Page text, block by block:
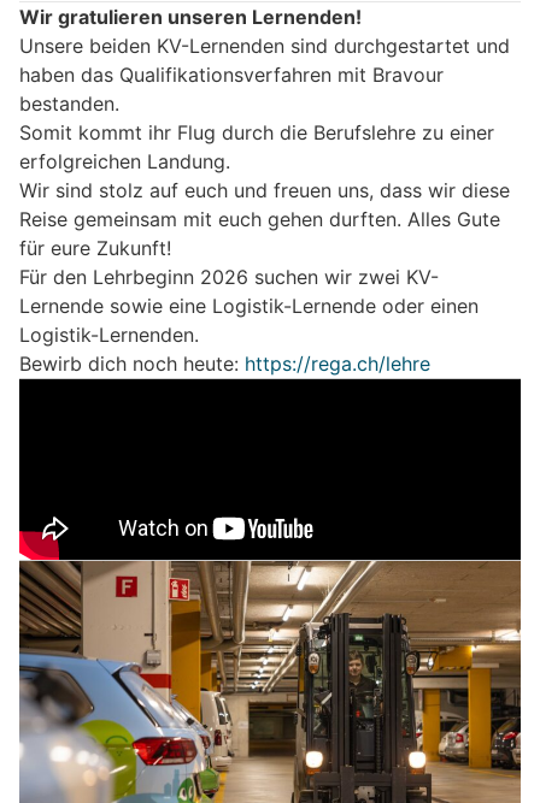
Wir gratulieren unseren Lernenden!
Unsere beiden KV-Lernenden sind durchgestartet und
haben das Qualifikationsverfahren mit Bravour
bestanden.
Somit kommt ihr Flug durch die Berufslehre zu einer
erfolgreichen Landung.
Wir sind stolz auf euch und freuen uns, dass wir diese
Reise gemeinsam mit euch gehen durften. Alles Gute
für eure Zukunft!
Für den Lehrbeginn 2026 suchen wir zwei KV-
Lernende sowie eine Logistik-Lernende oder einen
Logistik-Lernenden.
Bewirb dich noch heute: https://rega.ch/lehre